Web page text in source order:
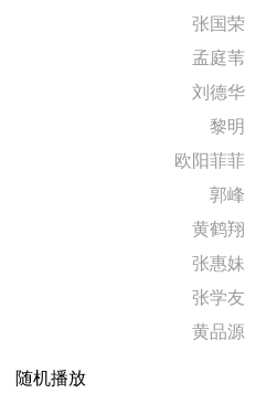
张国荣
孟庭苇
刘德华
黎明
欧阳菲菲
郭峰
黄鹤翔
张惠妹
张学友
黄品源
随机播放